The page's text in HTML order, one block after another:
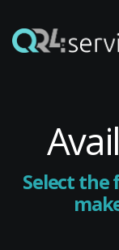
Select the